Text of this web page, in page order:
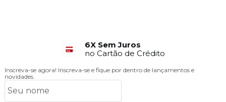
6X Sem Juros
no Cartão de Crédito
Inscreva-se agora! Inscreva-se e fique por dentro de lançamentos e
novidades.